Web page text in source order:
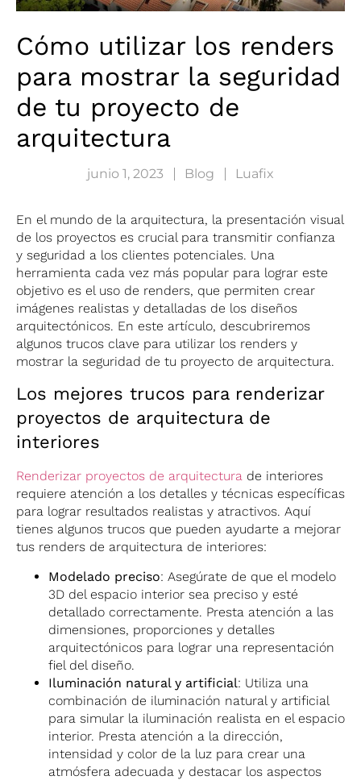
Cómo utilizar los renders
para mostrar la seguridad
de tu proyecto de
arquitectura
junio 1, 2023 Blog Luafix
En el mundo de la arquitectura, la presentación visual
de los proyectos es crucial para transmitir confianza
y seguridad a los clientes potenciales. Una
herramienta cada vez más popular para lograr este
objetivo es el uso de renders, que permiten crear
imágenes realistas y detalladas de los diseños
arquitectónicos. En este artículo, descubriremos
algunos trucos clave para utilizar los renders y
mostrar la seguridad de tu proyecto de arquitectura.
Los mejores trucos para renderizar
proyectos de arquitectura de
interiores
Renderizar proyectos de arquitectura de interiores
requiere atención a los detalles y técnicas específicas
para lograr resultados realistas y atractivos. Aquí
tienes algunos trucos que pueden ayudarte a mejorar
tus renders de arquitectura de interiores:
Modelado preciso: Asegúrate de que el modelo
3D del espacio interior sea preciso y esté
detallado correctamente. Presta atención a las
dimensiones, proporciones y detalles
arquitectónicos para lograr una representación
fiel del diseño.
Iluminación natural y artificial: Utiliza una
combinación de iluminación natural y artificial
para simular la iluminación realista en el espacio
interior. Presta atención a la dirección,
intensidad y color de la luz para crear una
atmósfera adecuada y destacar los aspectos